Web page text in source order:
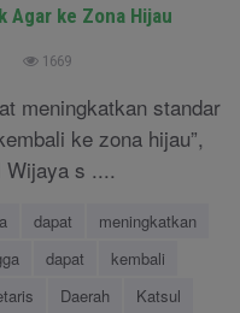
Agar ke Zona Hijau
1669
meningkatkan standar
ke zona hijau”,
Wijaya s ....
dapat
meningkatkan
dapat
kembali
Daerah
Katsul